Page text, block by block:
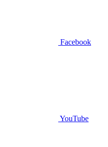
Facebook
YouTube